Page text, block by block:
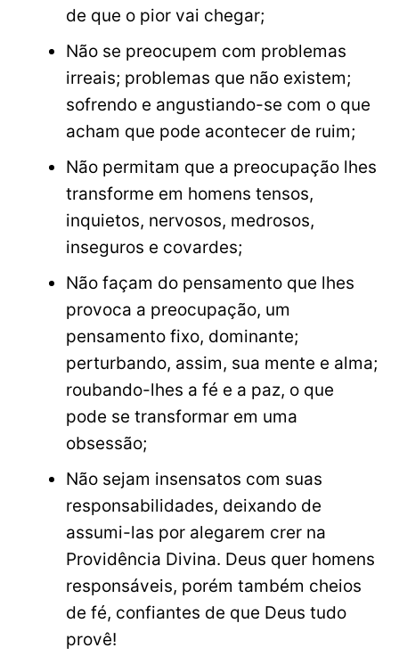
de que o pior vai chegar;
Não se preocupem com problemas
irreais; problemas que não existem;
sofrendo e angustiando-se com o que
acham que pode acontecer de ruim;
Não permitam que a preocupação lhes
transforme em homens tensos,
inquietos, nervosos, medrosos,
inseguros e covardes;
Não façam do pensamento que lhes
provoca a preocupação, um
pensamento fixo, dominante;
perturbando, assim, sua mente e alma;
roubando-lhes a fé e a paz, o que
pode se transformar em uma
obsessão;
Não sejam insensatos com suas
responsabilidades, deixando de
assumi-las por alegarem crer na
Providência Divina. Deus quer homens
responsáveis, porém também cheios
de fé, confiantes de que Deus tudo
provê!